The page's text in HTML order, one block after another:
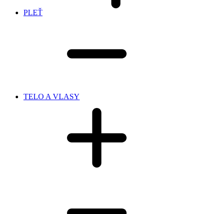
PLEŤ
TELO A VLASY